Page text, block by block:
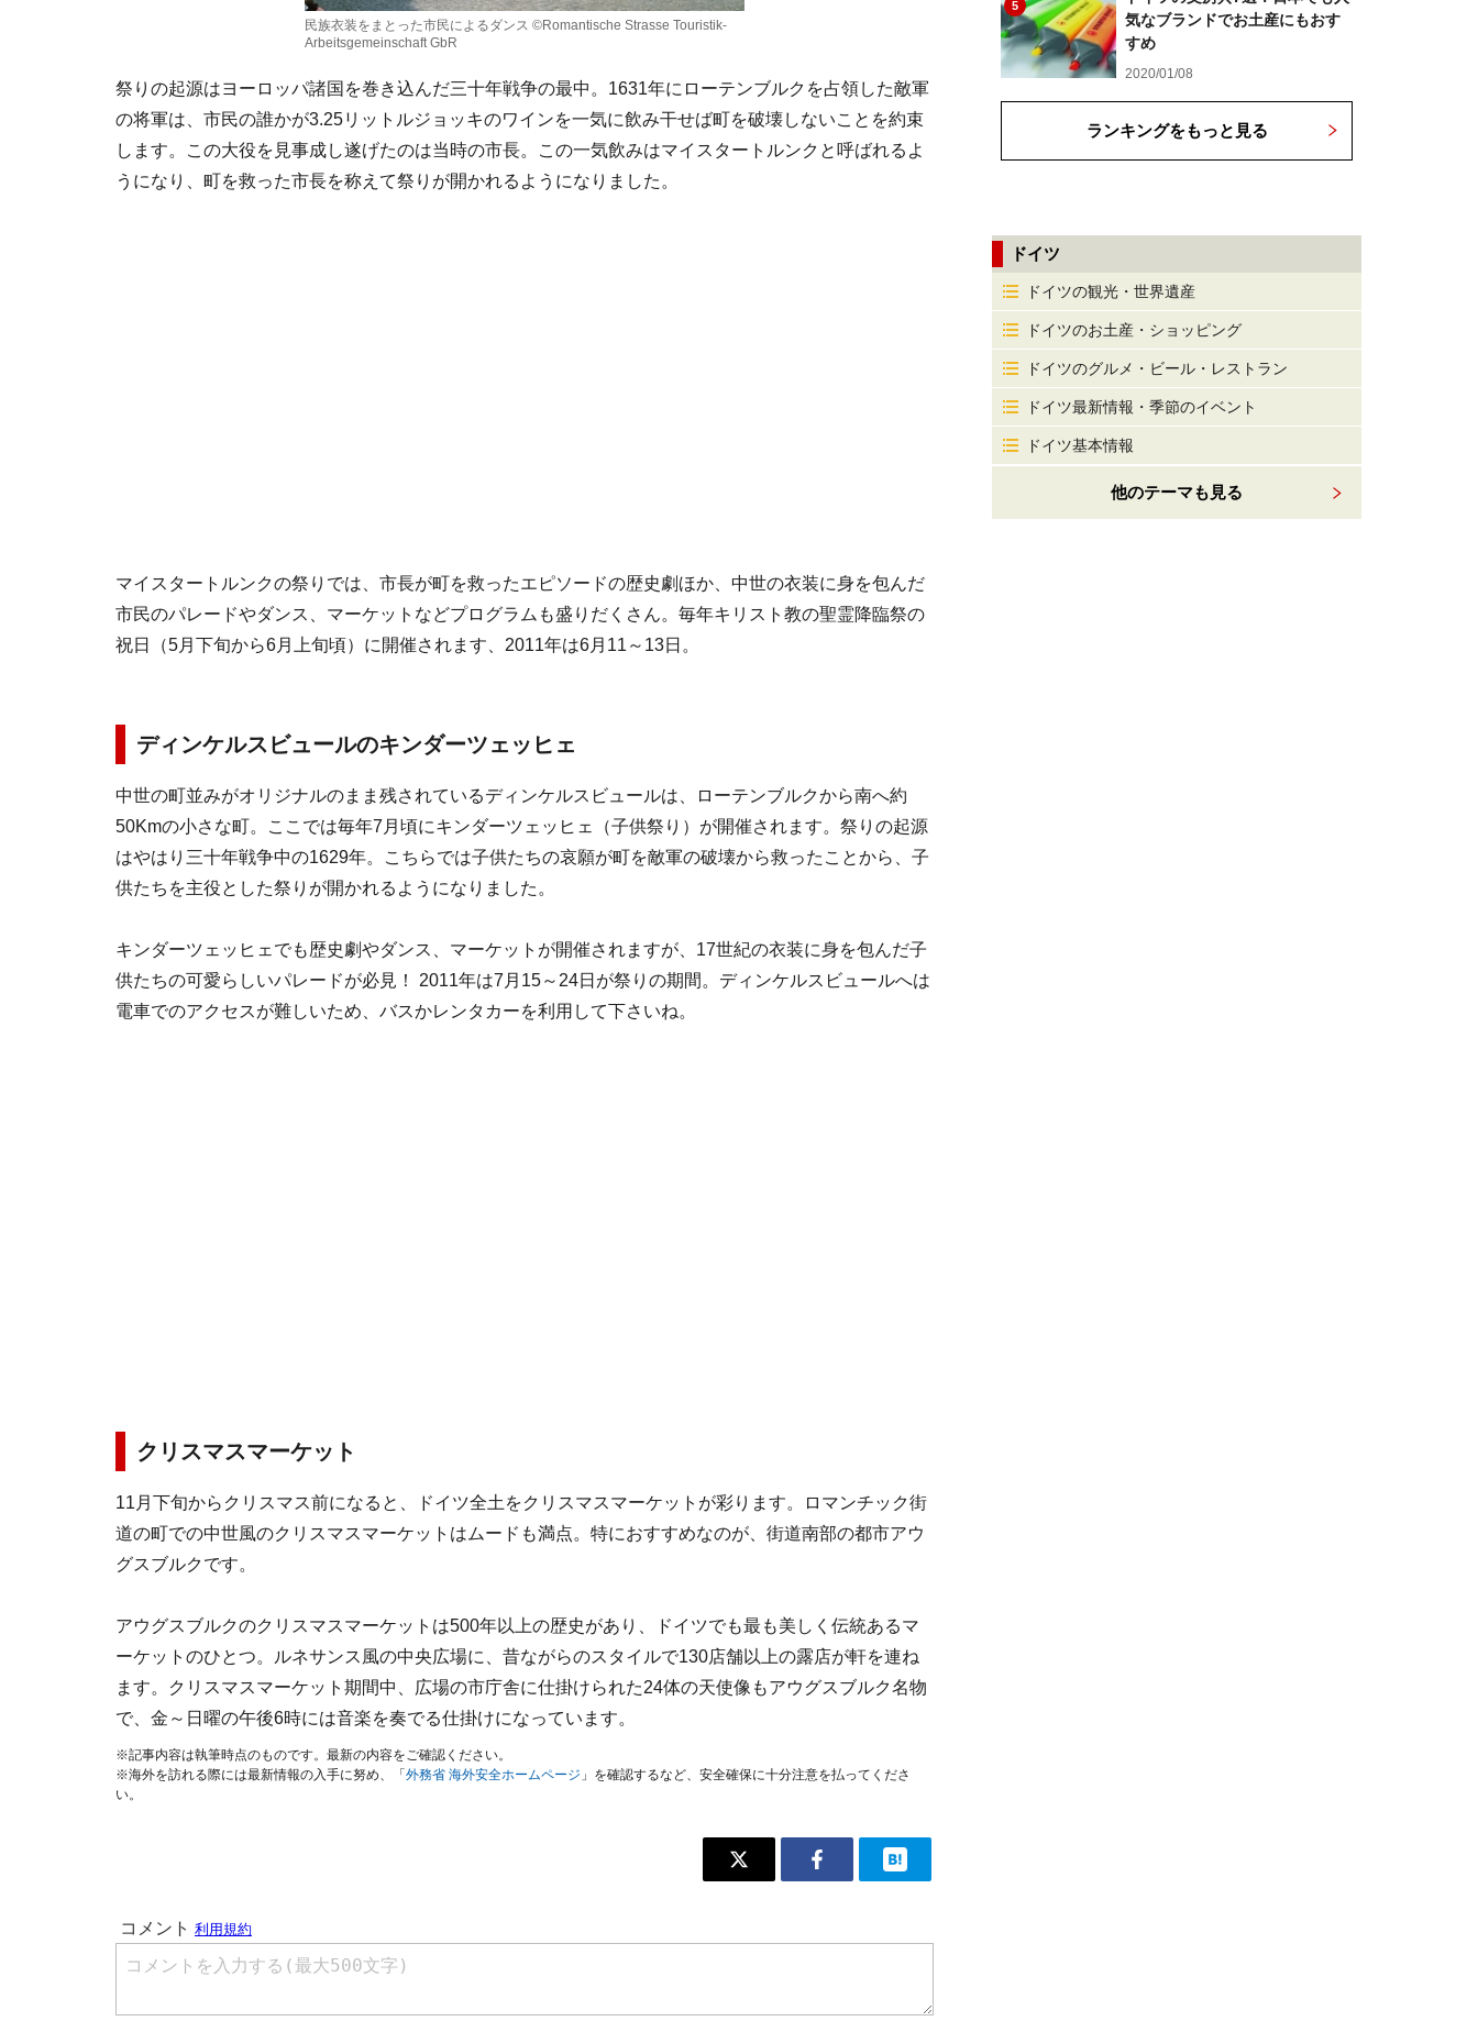
民族衣装をまとった市民によるダンス ©Romantische Strasse Touristik-
Arbeitsgemeinschaft GbR
祭りの起源はヨーロッパ諸国を巻き込んだ三十年戦争の最中。1631年にローテンブルクを占領した敵軍
の将軍は、市民の誰かが3.25リットルジョッキのワインを一気に飲み干せば町を破壊しないことを約束
します。この大役を見事成し遂げたのは当時の市長。この一気飲みはマイスタートルンクと呼ばれるよ
うになり、町を救った市長を称えて祭りが開かれるようになりました。
マイスタートルンクの祭りでは、市長が町を救ったエピソードの歴史劇ほか、中世の衣装に身を包んだ
市民のパレードやダンス、マーケットなどプログラムも盛りだくさん。毎年キリスト教の聖霊降臨祭の
祝日（5月下旬から6月上旬頃）に開催されます、2011年は6月11～13日。
ディンケルスビュールのキンダーツェッヒェ
中世の町並みがオリジナルのまま残されているディンケルスビュールは、ローテンブルクから南へ約
50Kmの小さな町。ここでは毎年7月頃にキンダーツェッヒェ（子供祭り）が開催されます。祭りの起源
はやはり三十年戦争中の1629年。こちらでは子供たちの哀願が町を敵軍の破壊から救ったことから、子
供たちを主役とした祭りが開かれるようになりました。
キンダーツェッヒェでも歴史劇やダンス、マーケットが開催されますが、17世紀の衣装に身を包んだ子
供たちの可愛らしいパレードが必見！ 2011年は7月15～24日が祭りの期間。ディンケルスビュールへは
電車でのアクセスが難しいため、バスかレンタカーを利用して下さいね。
クリスマスマーケット
11月下旬からクリスマス前になると、ドイツ全土をクリスマスマーケットが彩ります。ロマンチック街
道の町での中世風のクリスマスマーケットはムードも満点。特におすすめなのが、街道南部の都市アウ
グスブルクです。
アウグスブルクのクリスマスマーケットは500年以上の歴史があり、ドイツでも最も美しく伝統あるマ
ーケットのひとつ。ルネサンス風の中央広場に、昔ながらのスタイルで130店舗以上の露店が軒を連ね
ます。クリスマスマーケット期間中、広場の市庁舎に仕掛けられた24体の天使像もアウグスブルク名物
で、金～日曜の午後6時には音楽を奏でる仕掛けになっています。
※記事内容は執筆時点のものです。最新の内容をご確認ください。
※海外を訪れる際には最新情報の入手に努め、「 外務省 海外安全ホームページ 」を確認するなど、安全確保に十分注意を払ってくださ
い。
5
気なブランドでお土産にもおす
すめ
2020/01/08
ランキングをもっと見る
ドイツ
ドイツの観光・世界遺産
ドイツのお土産・ショッピング
ドイツのグルメ・ビール・レストラン
ドイツ最新情報・季節のイベント
ドイツ基本情報
他のテーマも見る